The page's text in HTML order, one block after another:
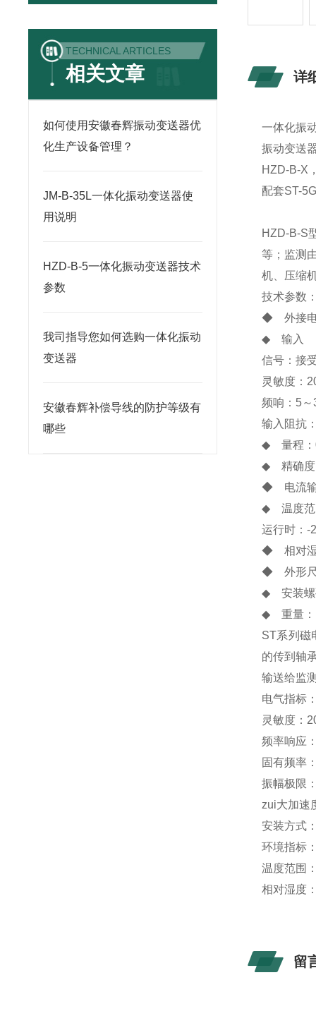
TECHNICAL ARTICLES
相关文章
如何使用安徽春辉振动变送器优
化生产设备管理？
JM-B-35L一体化振动变送器使
用说明
HZD-B-5一体化振动变送器技术
参数
我司指导您如何选购一体化振动
变送器
安徽春辉补偿导线的防护等级有
哪些
详
一体化振
振动变送
HZD-B-X
配套ST-
HZD-B-S
等；监测
机、压缩
技术参数
◆ 外接电
◆ 输入
信号：接
灵敏度：
频响：5
输入阻抗
◆ 量程：
◆ 精确度
◆ 电流输
◆ 温度
运行时：
◆ 相对湿
◆ 外形尺
◆ 安装螺
◆ 重量
ST系列磁
的传到轴
输送给监
电气指标
灵敏度：
频率响应
固有频率
振幅极限
zui大加速
安装方式
环境指标
温度范围
相对湿度
留